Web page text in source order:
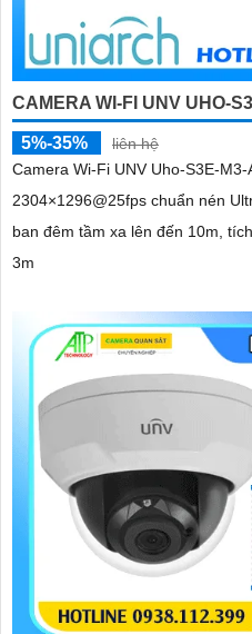
CAMERA WI-FI UNV UHO-
5%-35%
liên hệ
Camera Wi-Fi UNV Uho-S3E-
2304×1296@25fps chuẩn nén
ban đêm tầm xa lên đến 10m,
3m